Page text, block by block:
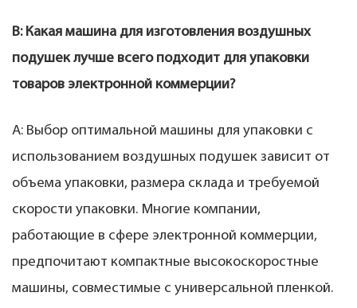
В: Какая машина для изготовления воздушных
подушек лучше всего подходит для упаковки
товаров электронной коммерции?
A: Выбор оптимальной машины для упаковки с
использованием воздушных подушек зависит от
объема упаковки, размера склада и требуемой
скорости упаковки. Многие компании,
работающие в сфере электронной коммерции,
предпочитают компактные высокоскоростные
машины, совместимые с универсальной пленкой.